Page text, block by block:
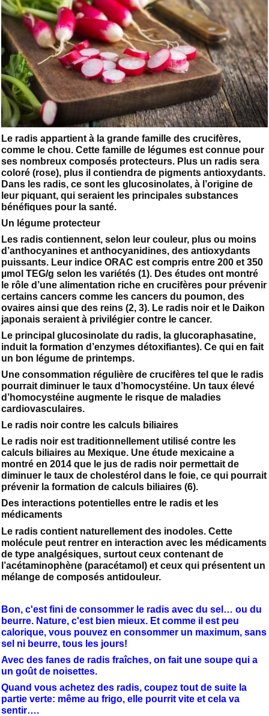
Le radis appartient à la grande famille des crucifères,
comme le chou. Cette famille de légumes est connue pour
ses nombreux composés protecteurs. Plus un radis sera
coloré (rose), plus il contiendra de pigments antioxydants.
Dans les radis, ce sont les glucosinolates, à l’origine de
leur piquant, qui seraient les principales substances
bénéfiques pour la santé.
Un légume protecteur
Les radis contiennent, selon leur couleur, plus ou moins
d’anthocyanines et anthocyanidines, des antioxydants
puissants. Leur indice ORAC est compris entre 200 et 350
µmol TEG/g selon les variétés (1). Des études ont montré
le rôle d’une alimentation riche en crucifères pour prévenir
certains cancers comme les cancers du poumon, des
ovaires ainsi que des reins (2, 3). Le radis noir et le Daikon
japonais seraient à privilégier contre le cancer.
Le principal glucosinolate du radis, la glucoraphasatine,
induit la formation d’enzymes détoxifiantes). Ce qui en fait
un bon légume de printemps.
Une consommation régulière de crucifères tel que le radis
pourrait diminuer le taux d’homocystéine. Un taux élevé
d’homocystéine augmente le risque de maladies
cardiovasculaires.
Le radis noir contre les calculs biliaires
Le radis noir est traditionnellement utilisé contre les
calculs biliaires au Mexique. Une étude mexicaine a
montré en 2014 que le jus de radis noir permettait de
diminuer le taux de cholestérol dans le foie, ce qui pourrait
prévenir la formation de calculs biliaires (6).
Des interactions potentielles entre le radis et les
médicaments
Le radis contient naturellement des inodoles. Cette
molécule peut rentrer en interaction avec les médicaments
de type analgésiques, surtout ceux contenant de
l’acétaminophène (paracétamol) et ceux qui présentent un
mélange de composés antidouleur.
Bon, c'est fini de consommer le radis avec du sel… ou du
beurre. Nature, c'est bien mieux. Et comme il est peu
calorique, vous pouvez en consommer un maximum, sans
sel ni beurre, tous les jours!
Avec des fanes de radis fraîches, on fait une soupe qui a
un goût de noisettes.
Quand vous achetez des radis, coupez tout de suite la
partie verte: même au frigo, elle pourrit vite et cela va
sentir….